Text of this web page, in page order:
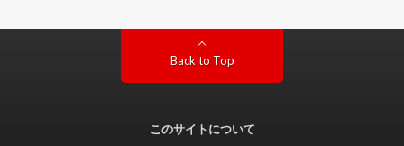
Back to Top
このサイトについて